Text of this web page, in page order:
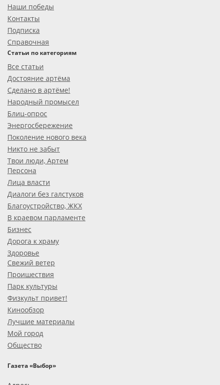
Наши победы
Контакты
Подписка
Справочная
Статьи по категориям
Все статьи
Достояние артёма
Сделано в артёме!
Народный промысел
Блиц-опрос
Энергосбережение
Поколение нового века
Никто не забыт
Твои люди, Артем
Персона
Лица власти
Диалоги без галстуков
Благоустройство, ЖКХ
В краевом парламенте
Бизнес
Дорога к храму
Здоровье
Свежий ветер
Проишествия
Парк культуры
Физкульт привет!
Кинообзор
Лучшие материалы
Мой город
Общество
Газета «Выбор»